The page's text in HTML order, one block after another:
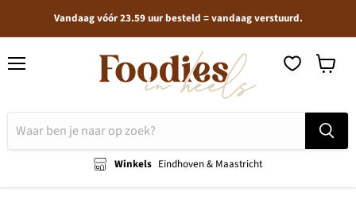
Vandaag vóór 23.59 uur besteld = vandaag verstuurd.
Winkels Eindhoven & Maastricht